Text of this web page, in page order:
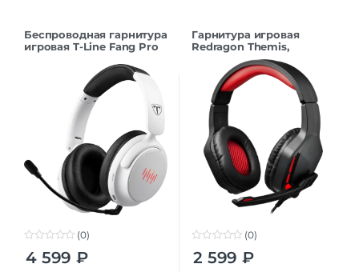
Беспроводная гарнитура
игровая T-Line Fang Pro
o
(0)
4 599 ₽
Гарнитура игровая
Redragon Themis,
красный/черный
o
(0)
2 599 ₽